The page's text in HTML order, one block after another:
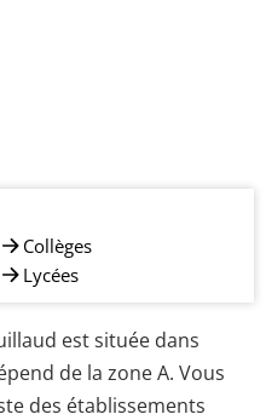
Collèges
Lycées
est située dans
de la zone A. Vous
des établissements